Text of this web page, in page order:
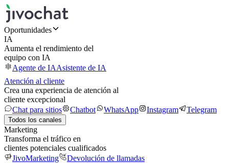
Oportunidades
IA
Aumenta el rendimiento del
equipo con IA
Agente de IAAsistente de IA
Atención al cliente
Crea una experiencia de atención al
cliente excepcional
Chat para sitios
Chatbot WhatsApp Instagram Telegram
Todos los canales
Marketing
Transforma el tráfico en
clientes potenciales cualificados
JivoMarketing
Devolución de llamadas